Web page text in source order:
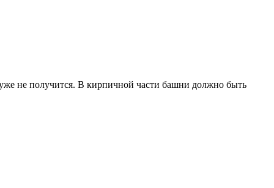
не получится. В кирпичной части башни должно быть